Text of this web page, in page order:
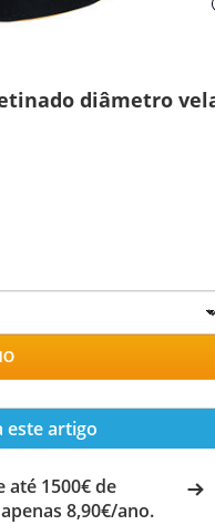
diâmetro
este artigo
até 1500€ de
8,90€/ano.